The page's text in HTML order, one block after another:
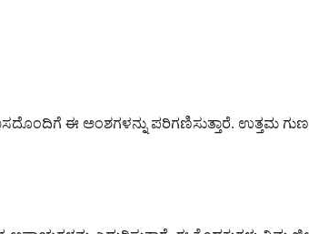
ಈ ಅಂಶಗಳನ್ನು ಪರಿಗಣಿಸುತ್ತಾರೆ. ಉತ್ತಮ